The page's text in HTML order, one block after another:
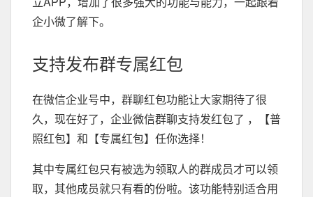
企小微了解下。
支持发布群专属红包
在微信企业号中，群聊红包功能让大家期待了很
久，现在好了，企业微信群聊支持发红包了 ，【普
照红包】和【专属红包】任你选择！
其中专属红包只有被选为领取人的群成员才可以领
取，其他成员就只有看的份啦。该功能特别适合用